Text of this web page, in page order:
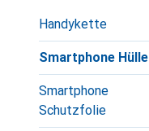
Handykette
Smartphone Hülle
Smartphone
Schutzfolie